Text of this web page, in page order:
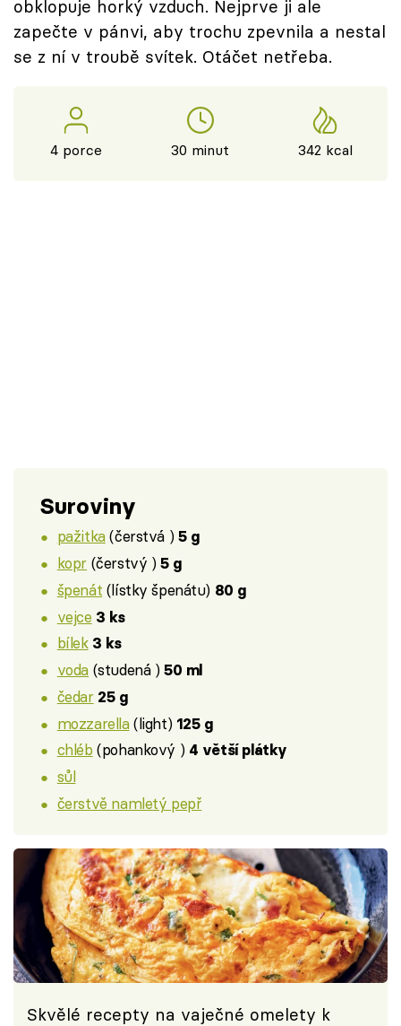
Sledujte nás
obklopuje horký vzduch. Nejprve ji ale
zapečte v pánvi, aby trochu zpevnila a nestal
se z ní v troubě svítek. Otáčet netřeba.
4 porce 30 minut 342 kcal
Suroviny
pažitka(čerstvá ) 5 g
kopr (čerstvý ) 5 g
špenát (lístky špenátu) 80 g
vejce 3 ks
bílek 3 ks
voda (studená ) 50 ml
čedar 25 g
mozzarella(light) 125 g
chléb (pohankový ) 4 větší plátky
sůl
čerstvě namletý pepř
Skvělé recepty na vaječné omelety k